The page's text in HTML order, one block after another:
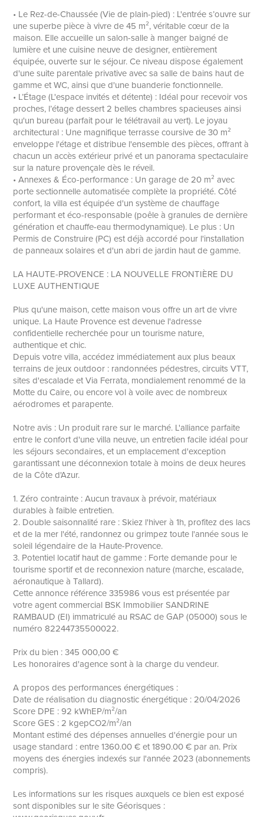
• Le Rez-de-Chaussée (Vie de plain-pied) : L'entrée s’ouvre sur
une superbe pièce à vivre de 45 m², véritable cœur de la
maison. Elle accueille un salon-salle à manger baigné de
lumière et une cuisine neuve de designer, entièrement
équipée, ouverte sur le séjour. Ce niveau dispose également
d'une suite parentale privative avec sa salle de bains haut de
gamme et WC, ainsi que d'une buanderie fonctionnelle.
• L’Étage (L'espace invités et détente) : Idéal pour recevoir vos
proches, l’étage dessert 2 belles chambres spacieuses ainsi
qu'un bureau (parfait pour le télétravail au vert). Le joyau
architectural : Une magnifique terrasse coursive de 30 m²
enveloppe l'étage et distribue l'ensemble des pièces, offrant à
chacun un accès extérieur privé et un panorama spectaculaire
sur la nature provençale dès le réveil.
• Annexes & Éco-performance : Un garage de 20 m² avec
porte sectionnelle automatisée complète la propriété. Côté
confort, la villa est équipée d'un système de chauffage
performant et éco-responsable (poêle à granules de dernière
génération et chauffe-eau thermodynamique). Le plus : Un
Permis de Construire (PC) est déjà accordé pour l'installation
de panneaux solaires et d'un abri de jardin haut de gamme.
LA HAUTE-PROVENCE : LA NOUVELLE FRONTIÈRE DU
LUXE AUTHENTIQUE
Plus qu'une maison, cette maison vous offre un art de vivre
unique. La Haute Provence est devenue l'adresse
confidentielle recherchée pour un tourisme nature,
authentique et chic.
Depuis votre villa, accédez immédiatement aux plus beaux
terrains de jeux outdoor : randonnées pédestres, circuits VTT,
sites d'escalade et Via Ferrata, mondialement renommé de la
Motte du Caire, ou encore vol à voile avec de nombreux
aérodromes et parapente.
Notre avis : Un produit rare sur le marché. L'alliance parfaite
entre le confort d'une villa neuve, un entretien facile idéal pour
les séjours secondaires, et un emplacement d'exception
garantissant une déconnexion totale à moins de deux heures
de la Côte d'Azur.
1. Zéro contrainte : Aucun travaux à prévoir, matériaux
durables à faible entretien.
2. Double saisonnalité rare : Skiez l'hiver à 1h, profitez des lacs
et de la mer l'été, randonnez ou grimpez toute l'année sous le
soleil légendaire de la Haute-Provence.
3. Potentiel locatif haut de gamme : Forte demande pour le
tourisme sportif et de reconnexion nature (marche, escalade,
aéronautique à Tallard).
Cette annonce référence 335986 vous est présentée par
votre agent commercial BSK Immobilier SANDRINE
RAMBAUD (EI) immatriculé au RSAC de GAP (05000) sous le
numéro 82244735500022.
Prix du bien : 345 000,00 €
Les honoraires d'agence sont à la charge du vendeur.
A propos des performances énergétiques :
Date de réalisation du diagnostic énergétique : 20/04/2026
Score DPE : 92 kWhEP/m²/an
Score GES : 2 kgepCO2/m²/an
Montant estimé des dépenses annuelles d'énergie pour un
usage standard : entre 1360.00 € et 1890.00 € par an. Prix
moyens des énergies indexés sur l'année 2023 (abonnements
compris).
Les informations sur les risques auxquels ce bien est exposé
sont disponibles sur le site Géorisques :